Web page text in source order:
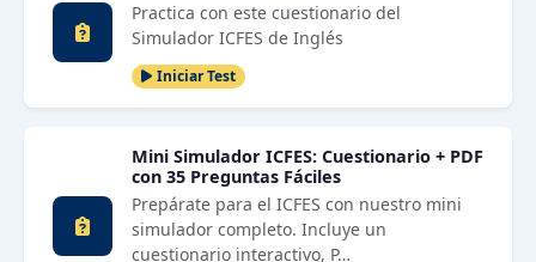
Practica con este cuestionario del
Simulador ICFES de Inglés
Iniciar Test
Mini Simulador ICFES: Cuestionario + PDF
con 35 Preguntas Fáciles
Prepárate para el ICFES con nuestro mini
simulador completo. Incluye un
cuestionario interactivo, P…